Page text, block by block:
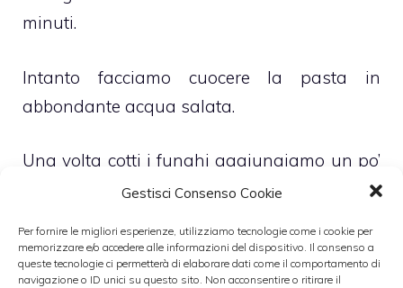
Gestisci Consenso Cookie
Per fornire le migliori esperienze, utilizziamo tecnologie come i cookie per
memorizzare e/o accedere alle informazioni del dispositivo. Il consenso a
queste tecnologie ci permetterà di elaborare dati come il comportamento di
navigazione o ID unici su questo sito. Non acconsentire o ritirare il
minuti.
Intanto facciamo cuocere la pasta in
abbondante acqua salata.
Una volta cotti i funghi aggiungiamo un po’
di acqua di cottura delle pappardelle,
sistemiamo di sale e aggiungiamo anche il
prezzemolo tritato.